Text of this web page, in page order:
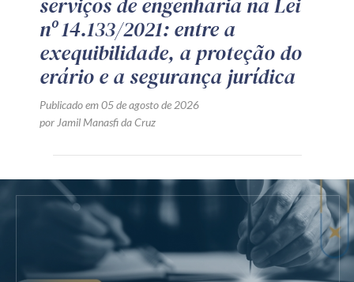
nº 14.133/2021: entre a
exequibilidade, a proteção do
erário e a segurança jurídica
Publicado em 05 de agosto de 2026
por Jamil Manasfi da Cruz